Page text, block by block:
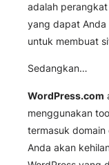
adalah
yang dapat Anda
untuk membuat
Sedangkan…
WordPress.com
menggunakan
termasuk
Anda akan